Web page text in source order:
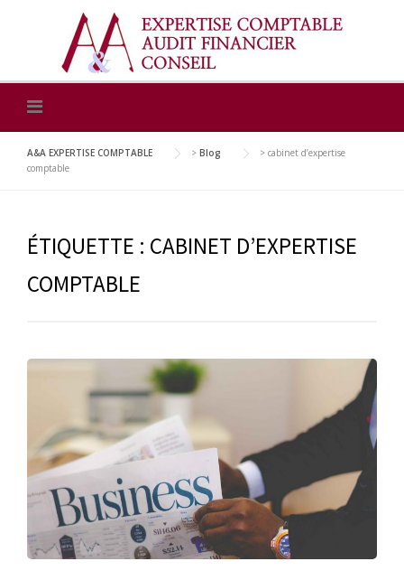
A&A EXPERTISE COMPTABLE > Blog > cabinet d’expertise
comptable
ÉTIQUETTE : CABINET D’EXPERTISE
COMPTABLE